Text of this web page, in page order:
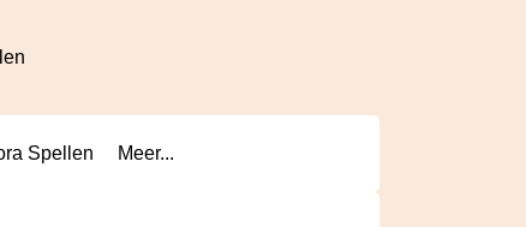
Spellen Meer...